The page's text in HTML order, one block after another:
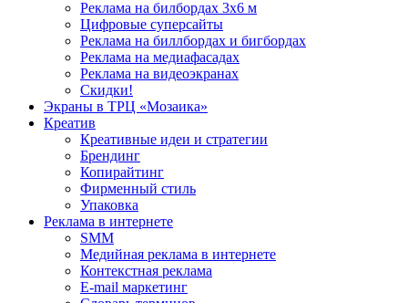
Реклама на билбордах 3х6 м
Цифровые суперсайты
Реклама на биллбордах и бигбордах
Реклама на медиафасадах
Реклама на видеоэкранах
Скидки!
Экраны в ТРЦ «Мозаика»
Креатив
Креативные идеи и стратегии
Брендинг
Копирайтинг
Фирменный стиль
Упаковка
Реклама в интернете
SMM
Медийная реклама в интернете
Контекстная реклама
E-mail маркетинг